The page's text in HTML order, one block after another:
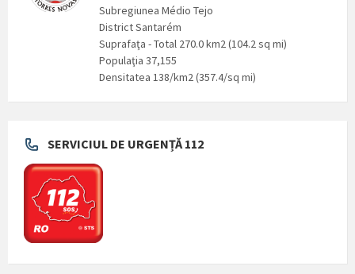
Subregiunea Médio Tejo
District Santarém
Suprafaţa - Total 270.0 km2 (104.2 sq mi)
Populaţia 37,155
Densitatea 138/km2 (357.4/sq mi)
SERVICIUL DE URGENȚĂ 112